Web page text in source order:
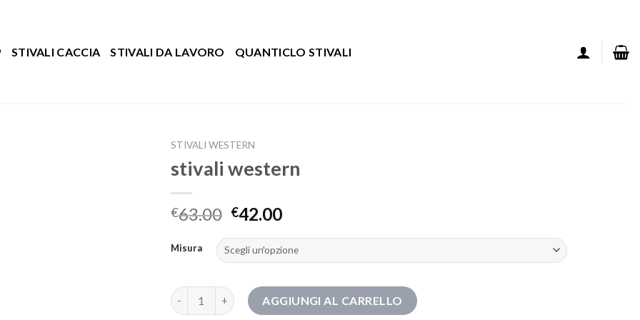
STIVALI CACCIA STIVALI DA LAVORO QUANTICLO STIVALI
STIVALI WESTERN
stivali western
€63.00 €42.00
Misura
stivali western quantitàAGGIUNGI AL CARRELLO